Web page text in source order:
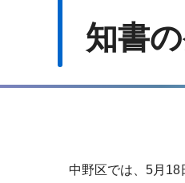
知書
中野区では、5月18
ナ